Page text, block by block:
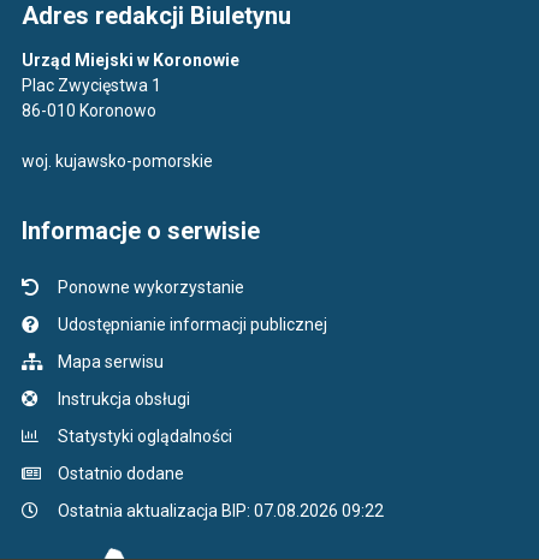
Adres redakcji Biuletynu
Urząd Miejski w Koronowie
Plac Zwycięstwa 1
86-010 Koronowo
woj. kujawsko-pomorskie
Informacje o serwisie
Ponowne wykorzystanie
Udostępnianie informacji publicznej
Mapa serwisu
Instrukcja obsługi
Statystyki oglądalności
Ostatnio dodane
Ostatnia aktualizacja BIP: 07.08.2026 09:22